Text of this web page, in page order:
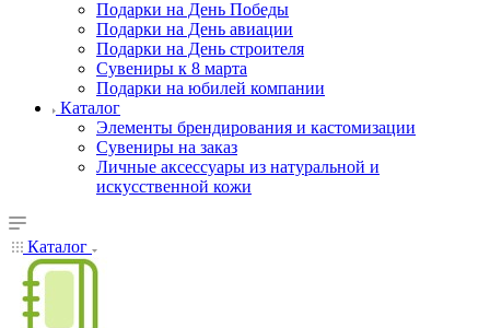
Подарки на День Победы
Подарки на День авиации
Подарки на День строителя
Сувениры к 8 марта
Подарки на юбилей компании
Каталог
Элементы брендирования и кастомизации
Сувениры на заказ
Личные аксессуары из натуральной и
искусственной кожи
Каталог